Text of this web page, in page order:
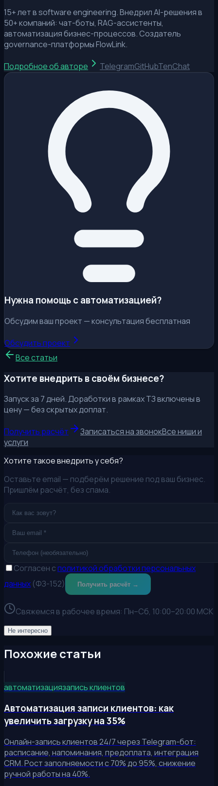
15+ лет в software engineering. Внедрил AI-решения в
50+ компаний: чат-боты, RAG-ассистенты,
автоматизация бизнес-процессов. Создатель
governance-платформы FlowLink.
Подробное об авторе TelegramGitHubTenChat
Нужна помощь с автоматизацией?
Обсудим ваш проект — консультация бесплатная
Обсудить проект
Все статьи
Хотите внедрить в своём бизнесе?
Запуск за 7 дней. Доработки в рамках ТЗ включены в
цену — без скрытых доплат.
Получить расчёт Записаться на звонокВсе ниши и
услуги
Хотите такое внедрить у себя?
Оставьте email — подберём решение под ваш бизнес.
Пришлём расчёт, без спама.
Согласен сполитикой обработки персональных
данных (ФЗ-152) Получить расчёт →
Свяжемся в рабочее время: Пн–Сб, 10:00–20:00 МСК
Не интересно
Похожие статьи
автоматизациязапись клиентов
Автоматизация записи клиентов: как
увеличить загрузку на 35%
Онлайн-запись клиентов 24/7 через Telegram-бот:
расписание, напоминания, предоплата, интеграция
CRM. Рост заполняемости с 70% до 95%, снижение
ручной работы на 40%.